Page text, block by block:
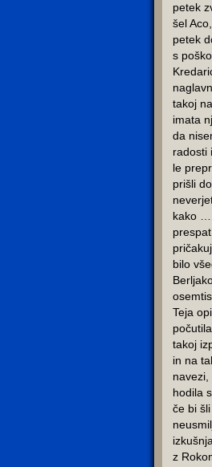
petek
šel
petek
s
takoj
imata
da
radosti
le
prišli
kako …
bilo
Teja
takoj
in na
hodila
če bi
z